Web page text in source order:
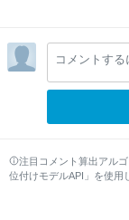
コメントす
注目コメント算出アル
位付けモデルAPI」を使用